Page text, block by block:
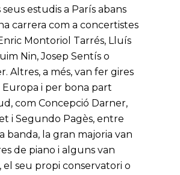
estudis a París abans
carrera com a concertistes
Montoriol Tarrés, Lluís
Nin, Josep Sentís o
Altres, a més, van fer gires
i per bona part
com Concepció Darner,
i Segundo Pagès, entre
banda, la gran majoria van
de piano i alguns van
seu propi conservatori o